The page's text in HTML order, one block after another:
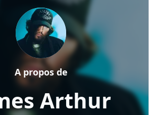
Arthur
A propos de